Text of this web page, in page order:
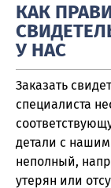
КАК
У НАС
Заказать
специалиста
детали с
неполный,
утерян или